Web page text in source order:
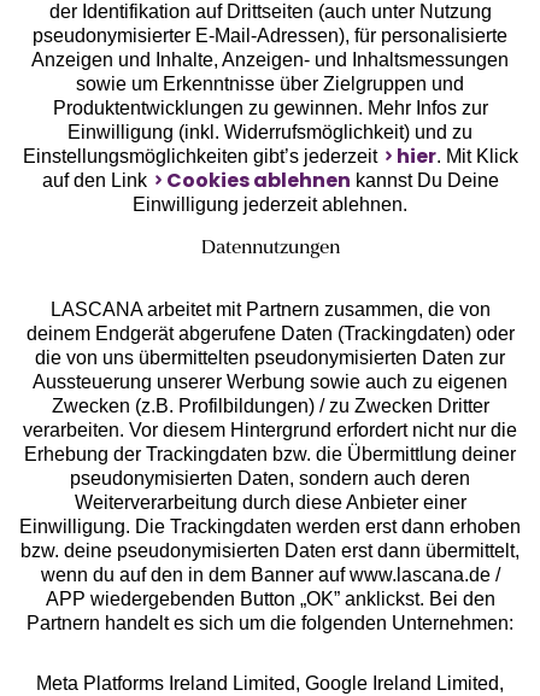
Unsere Apps
Services
Beratung
Über uns
Rechtliches
der Identifikation auf Drittseiten (auch unter Nutzung
pseudonymisierter E-Mail-Adressen), für personalisierte
Anzeigen und Inhalte, Anzeigen- und Inhaltsmessungen
sowie um Erkenntnisse über Zielgruppen und
Produktentwicklungen zu gewinnen. Mehr Infos zur
Einwilligung (inkl. Widerrufsmöglichkeit) und zu
Einstellungsmöglichkeiten gibt’s jederzeit
hier. Mit Klick
auf den Link
Cookies ablehnen kannst Du Deine
Einwilligung jederzeit ablehnen.
Datennutzungen
LASCANA arbeitet mit Partnern zusammen, die von
deinem Endgerät abgerufene Daten (Trackingdaten) oder
die von uns übermittelten pseudonymisierten Daten zur
Aussteuerung unserer Werbung sowie auch zu eigenen
Zwecken (z.B. Profilbildungen) / zu Zwecken Dritter
verarbeiten. Vor diesem Hintergrund erfordert nicht nur die
Erhebung der Trackingdaten bzw. die Übermittlung deiner
pseudonymisierten Daten, sondern auch deren
Weiterverarbeitung durch diese Anbieter einer
Einwilligung. Die Trackingdaten werden erst dann erhoben
bzw. deine pseudonymisierten Daten erst dann übermittelt,
wenn du auf den in dem Banner auf www.lascana.de /
APP wiedergebenden Button „OK” anklickst. Bei den
Partnern handelt es sich um die folgenden Unternehmen:
Meta Platforms Ireland Limited, Google Ireland Limited,